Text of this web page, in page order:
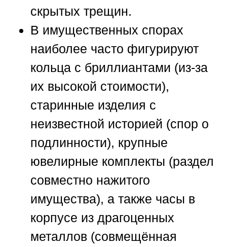
скрытых трещин.
В имущественных спорах
наиболее часто фигурируют
кольца с бриллиантами (из-за
их высокой стоимости),
старинные изделия с
неизвестной историей (спор о
подлинности), крупные
ювелирные комплекты (раздел
совместно нажитого
имущества), а также часы в
корпусе из драгоценных
металлов (совмещённая